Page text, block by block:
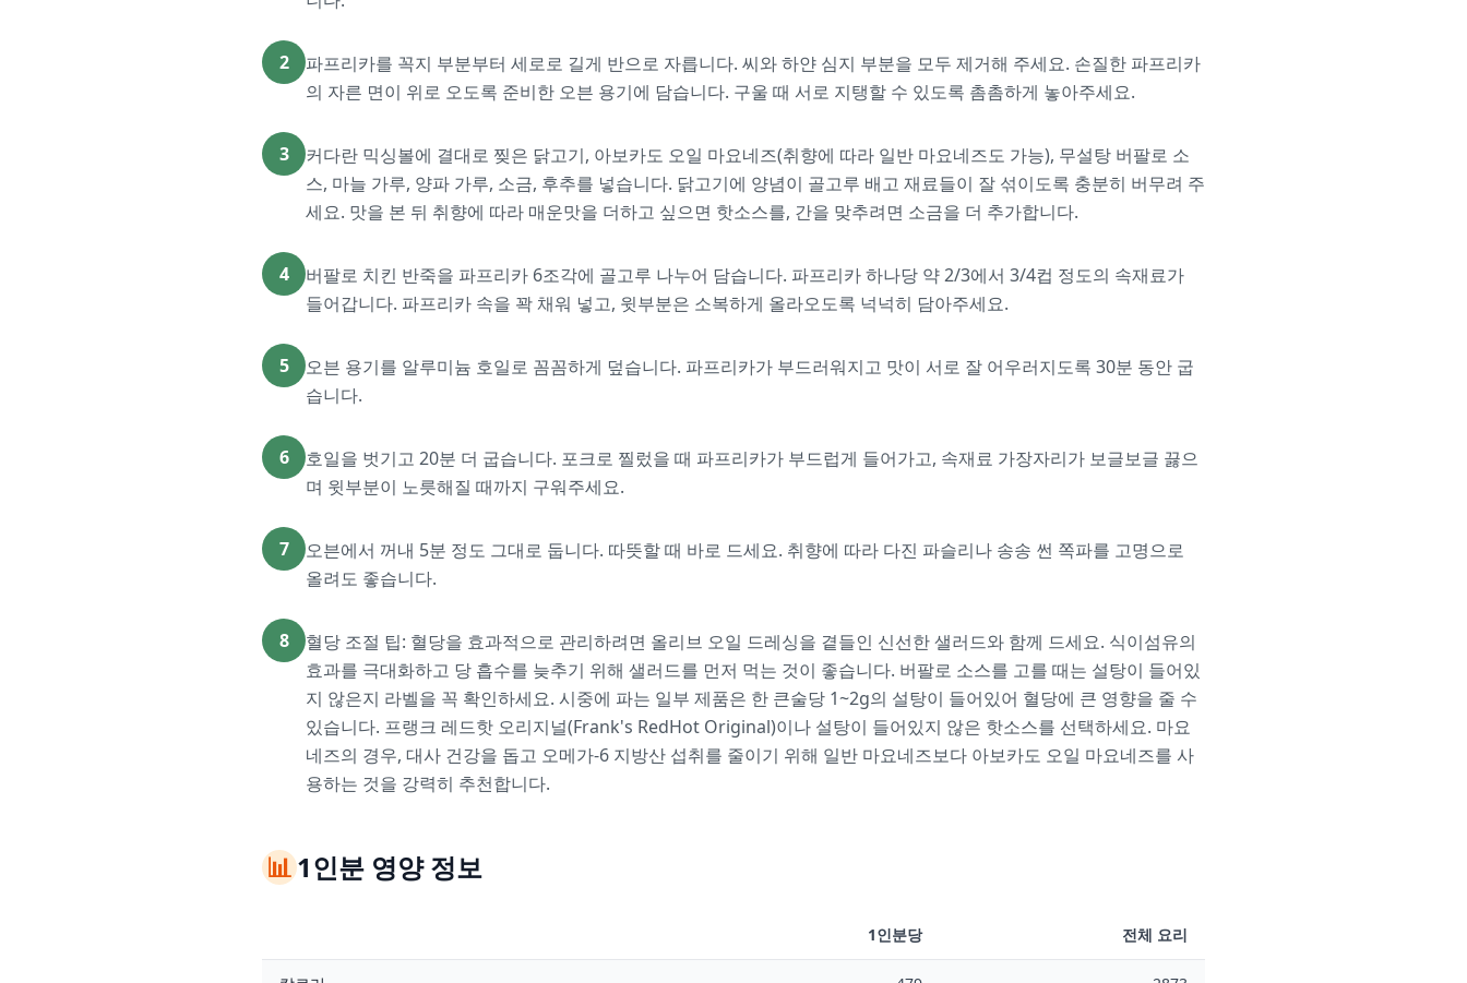
2
파프리카를 꼭지 부분부터 세로로 길게 반으로 자릅니다. 씨와 하얀 심지 부분을 모두 제거해 주세요. 손질한 파프리카
의 자른 면이 위로 오도록 준비한 오븐 용기에 담습니다. 구울 때 서로 지탱할 수 있도록 촘촘하게 놓아주세요.
3
커다란 믹싱볼에 결대로 찢은 닭고기, 아보카도 오일 마요네즈(취향에 따라 일반 마요네즈도 가능), 무설탕 버팔로 소
스, 마늘 가루, 양파 가루, 소금, 후추를 넣습니다. 닭고기에 양념이 골고루 배고 재료들이 잘 섞이도록 충분히 버무려 주
세요. 맛을 본 뒤 취향에 따라 매운맛을 더하고 싶으면 핫소스를, 간을 맞추려면 소금을 더 추가합니다.
4
버팔로 치킨 반죽을 파프리카 6조각에 골고루 나누어 담습니다. 파프리카 하나당 약 2/3에서 3/4컵 정도의 속재료가
들어갑니다. 파프리카 속을 꽉 채워 넣고, 윗부분은 소복하게 올라오도록 넉넉히 담아주세요.
5
오븐 용기를 알루미늄 호일로 꼼꼼하게 덮습니다. 파프리카가 부드러워지고 맛이 서로 잘 어우러지도록 30분 동안 굽
습니다.
6
호일을 벗기고 20분 더 굽습니다. 포크로 찔렀을 때 파프리카가 부드럽게 들어가고, 속재료 가장자리가 보글보글 끓으
며 윗부분이 노릇해질 때까지 구워주세요.
7
오븐에서 꺼내 5분 정도 그대로 둡니다. 따뜻할 때 바로 드세요. 취향에 따라 다진 파슬리나 송송 썬 쪽파를 고명으로
올려도 좋습니다.
8
혈당 조절 팁: 혈당을 효과적으로 관리하려면 올리브 오일 드레싱을 곁들인 신선한 샐러드와 함께 드세요. 식이섬유의
효과를 극대화하고 당 흡수를 늦추기 위해 샐러드를 먼저 먹는 것이 좋습니다. 버팔로 소스를 고를 때는 설탕이 들어있
지 않은지 라벨을 꼭 확인하세요. 시중에 파는 일부 제품은 한 큰술당 1~2g의 설탕이 들어있어 혈당에 큰 영향을 줄 수
있습니다. 프랭크 레드핫 오리지널(Frank's RedHot Original)이나 설탕이 들어있지 않은 핫소스를 선택하세요. 마요
네즈의 경우, 대사 건강을 돕고 오메가-6 지방산 섭취를 줄이기 위해 일반 마요네즈보다 아보카도 오일 마요네즈를 사
용하는 것을 강력히 추천합니다.
📊1인분 영양 정보
1인분당 전체 요리